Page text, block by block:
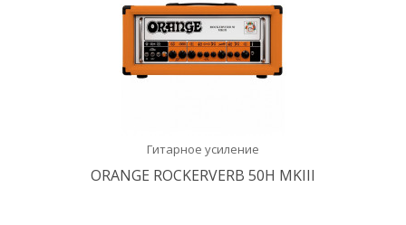
Гитарное усиление
ORANGE ROCKERVERB 50H MKIII